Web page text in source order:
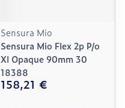
Sensura Mio
Sensura Mio Flex 2p P/o
Xl Opaque 90mm 30
18388
158,21 €